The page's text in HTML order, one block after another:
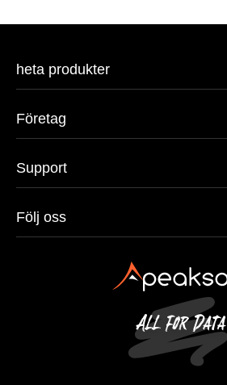
heta produkter
Företag
Support
Följ oss